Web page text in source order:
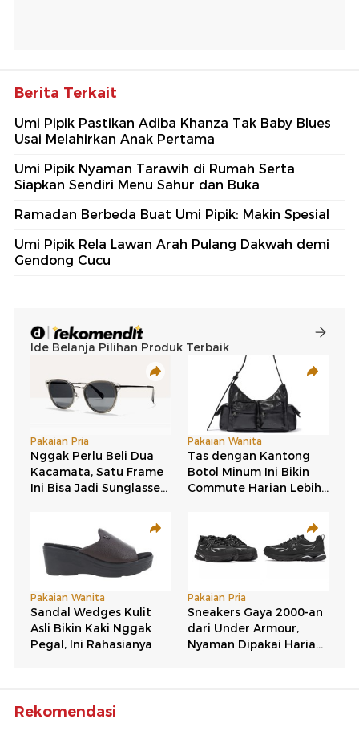
Berita Terkait
Umi Pipik Pastikan Adiba Khanza Tak Baby Blues
Usai Melahirkan Anak Pertama
Umi Pipik Nyaman Tarawih di Rumah Serta
Siapkan Sendiri Menu Sahur dan Buka
Ramadan Berbeda Buat Umi Pipik: Makin Spesial
Umi Pipik Rela Lawan Arah Pulang Dakwah demi
Gendong Cucu
Rekomendasi